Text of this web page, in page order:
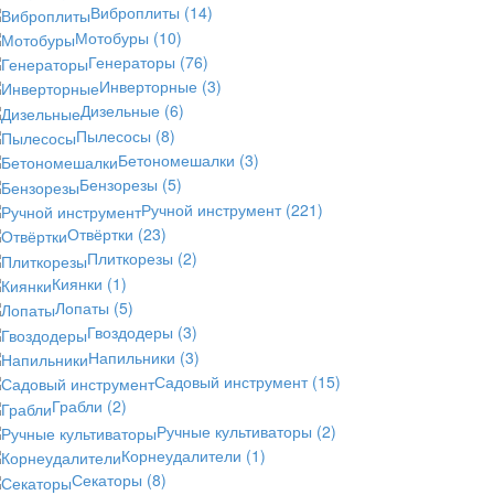
Виброплиты (14)
Мотобуры (10)
Генераторы (76)
Инверторные (3)
Дизельные (6)
Пылесосы (8)
Бетономешалки (3)
Бензорезы (5)
Ручной инструмент (221)
Отвёртки (23)
Плиткорезы (2)
Киянки (1)
Лопаты (5)
Гвоздодеры (3)
Напильники (3)
Садовый инструмент (15)
Грабли (2)
Ручные культиваторы (2)
Корнеудалители (1)
Секаторы (8)